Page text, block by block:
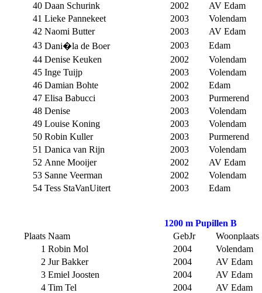
40 Daan Schurink 2002
AV Edam
41 Lieke Pannekeet 2003
Volendam
42 Naomi Butter 2003
AV Edam
43 Dani�la de Boer 2003
Edam
44 Denise Keuken 2002
Volendam
45 Inge Tuijp 2003
Volendam
46 Damian Bohte 2002
Edam
47 Elisa Babucci 2003
Purmerend
48 Denise 2003
Volendam
49 Louise Koning 2003
Volendam
50 Robin Kuller 2003
Purmerend
51 Danica van Rijn 2003
Volendam
52 Anne Mooijer 2002
AV Edam
53 Sanne Veerman 2002
Volendam
54 Tess StaVanUitert 2003 Edam
1200 m Pupillen B
Plaats Naam GebJr
Woonplaats
1 Robin Mol 2004
Volendam
2 Jur Bakker 2004
AV Edam
3 Emiel Joosten 2004
AV Edam
4 Tim Tel 2004
AV Edam